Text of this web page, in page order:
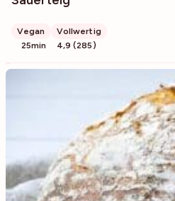
Vegan
Vollwertig
25min
4,9 (285)